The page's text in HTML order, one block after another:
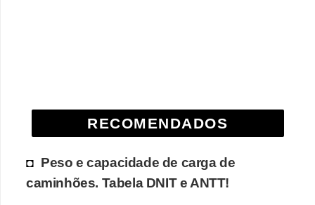
RECOMENDADOS
Peso e capacidade de carga de
caminhões. Tabela DNIT e ANTT!
f
o
a